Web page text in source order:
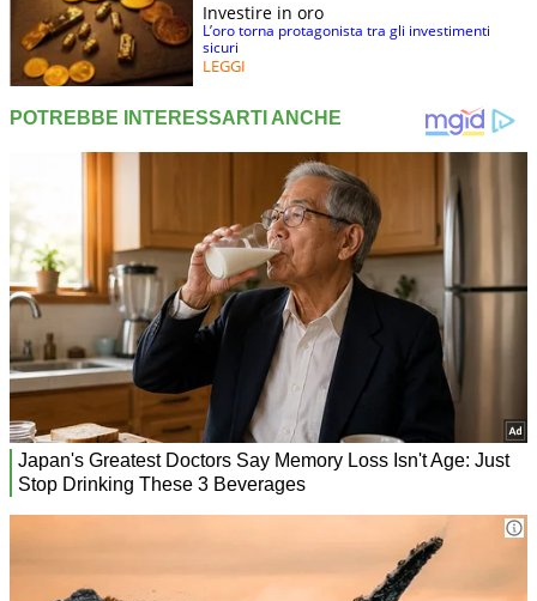
Investire in oro
L’oro torna protagonista tra gli investimenti
sicuri
LEGGI